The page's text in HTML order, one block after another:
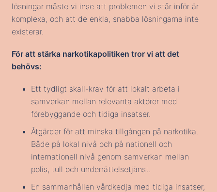
lösningar måste vi inse att problemen vi står inför är
komplexa, och att de enkla, snabba lösningarna inte
existerar.
För att stärka narkotikapolitiken tror vi att det
behövs:
Ett tydligt skall-krav för att lokalt arbeta i
samverkan mellan relevanta aktörer med
förebyggande och tidiga insatser.
Åtgärder för att minska tillgången på narkotika.
Både på lokal nivå och på nationell och
internationell nivå genom samverkan mellan
polis, tull och underrättelsetjänst.
En sammanhållen vårdkedja med tidiga insatser,